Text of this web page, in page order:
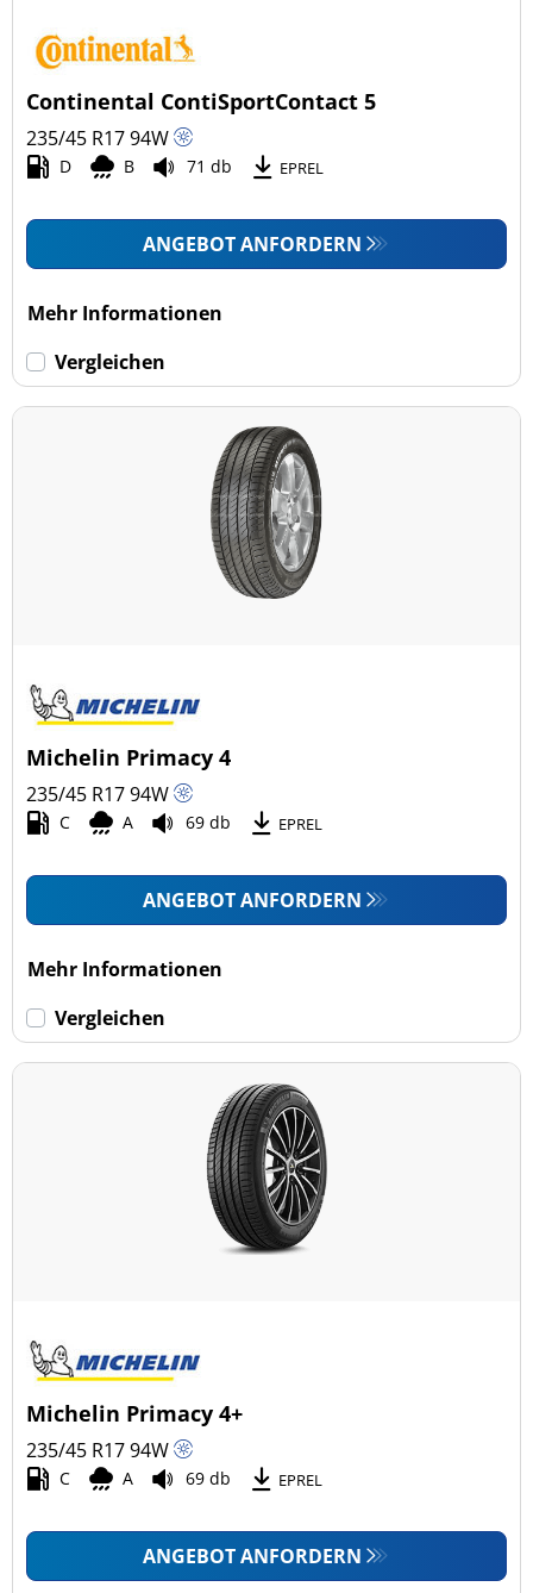
Continental ContiSportContact 5
235/45 R1794W
D B 71 db EPREL
ANGEBOT ANFORDERN
Mehr Informationen
Vergleichen
Michelin Primacy 4
235/45 R1794W
C A 69 db EPREL
ANGEBOT ANFORDERN
Mehr Informationen
Vergleichen
Michelin Primacy 4+
235/45 R1794W
C A 69 db EPREL
ANGEBOT ANFORDERN